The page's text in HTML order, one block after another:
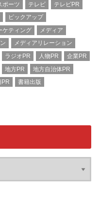
ポーツ テレビ
テレビPR
ピックアップ
ケティング
メディア
メディアリレーション
ラジオPR 人物PR
企業PR
地方PR
地方自治体PR
PR
書籍出版